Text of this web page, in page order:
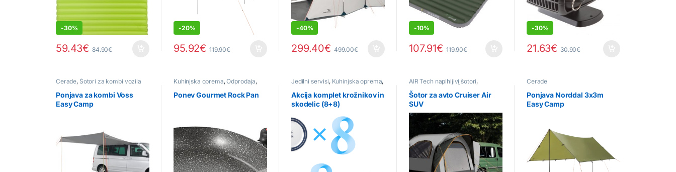
-30%
59.43€ 84.90€
-20%
95.92€ 119.90€
-40%
299.40€ 499.00€
-10%
107.91€ 119.90€
-30%
21.63€ 30.90€
Cerade, Šotori za kombi vozila
Ponjava za kombi Voss
Easy Camp
Kuhinjska oprema,Odprodaja,
Posode za kuhanje
Ponev Gourmet Rock Pan
Jedilni servisi, Kuhinjska oprema,
Posamezni kosi
Akcija komplet krožnikov in
skodelic (8+8)
AIR Tech napihljivi šotori,
Namenski šotori
Šotori za kombi
vozila
Šotor za avto Cruiser Air
SUV
Cerade
Ponjava Norddal 3x3m
Easy Camp